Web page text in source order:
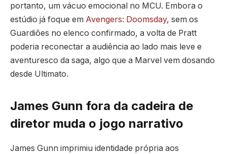
portanto, um vácuo emocional no MCU. Embora o
estúdio já foque em Avengers: Doomsday, sem os
Guardiões no elenco confirmado, a volta de Pratt
poderia reconectar a audiência ao lado mais leve e
aventuresco da saga, algo que a Marvel vem dosando
desde Ultimato.
James Gunn fora da cadeira de
diretor muda o jogo narrativo
James Gunn imprimiu identidade própria aos